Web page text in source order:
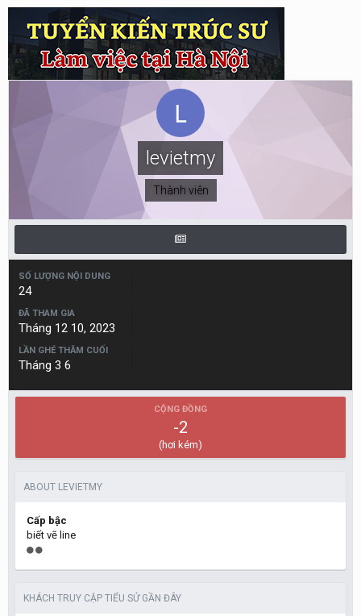
levietmy
Thành viên
SỐ LƯỢNG NỘI DUNG
24
ĐÃ THAM GIA
Tháng 12 10, 2023
LẦN GHÉ THĂM CUỐI
Tháng 3 6
CỘNG ĐỒNG
-2
(hơi kém)
ABOUT LEVIETMY
Cấp bậc
biết vẽ line
KHÁCH TRUY CẬP TIỂU SỬ GẦN ĐÂY